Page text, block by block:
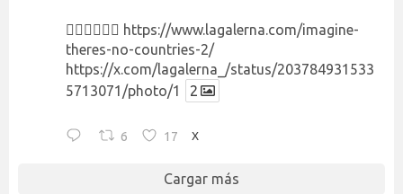
👉🏻👉🏻👉🏻 https://www.lagalerna.com/imagine-
theres-no-countries-2/
https://x.com/lagalerna_/status/203784931533
5713071/photo/1
2
6 17 X
Cargar más